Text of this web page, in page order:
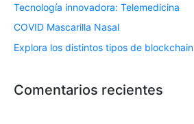
Tecnología innovadora: Telemedicina
COVID Mascarilla Nasal
Explora los distintos tipos de blockchain
Comentarios recientes